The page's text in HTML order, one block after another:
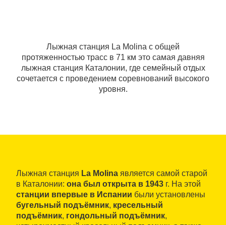
Лыжная станция La Molina с общей
протяженностью трасс в 71 км это самая давняя
лыжная станция Каталонии, где семейный отдых
сочетается с проведением соревнований высокого
уровня.
Лыжная станция La Molina является самой старой
в Каталонии: она был открыта в 1943 г. На этой
станции впервые в Испании были установлены
бугельный подъёмник, кресельный
подъёмник, гондольный подъёмник,